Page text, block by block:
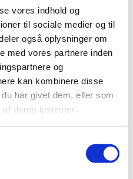
vores indhold og
til sociale medier og til
også oplysninger om
med vores partnere inden
og
kan kombinere disse
har givet dem, eller som
deres tjenester.